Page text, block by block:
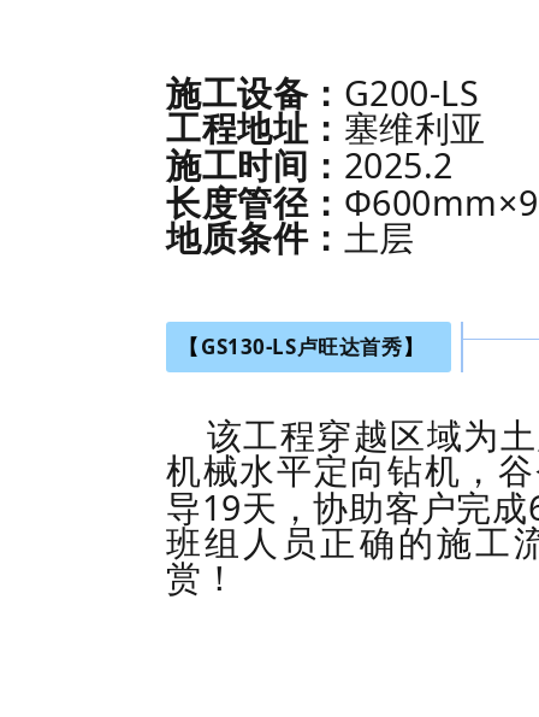
施工设备： G200-LS
工程地址： 塞维利亚
施工时间： 2025.2
长度管径：
地质条件： 土层
【GS130-LS卢旺达首秀】
该工程穿越区域为
机械水平定向钻机，
导19天，协助客户完成
班组人员正确的施工
赏！